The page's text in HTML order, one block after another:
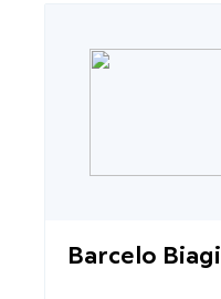
Barcelo Biagi